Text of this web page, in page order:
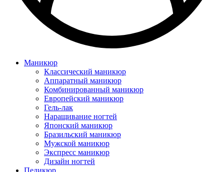
Маникюр
Классический маникюр
Аппаратный маникюр
Комбинированный маникюр
Европейский маникюр
Гель-лак
Наращивание ногтей
Японский маникюр
Бразильский маникюр
Мужской маникюр
Экспресс маникюр
Дизайн ногтей
Педикюр